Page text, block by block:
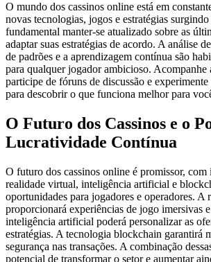
O mundo dos cassinos online está em
novas tecnologias, jogos e estratégias
fundamental manter-se atualizado sobre as
adaptar suas estratégias de acordo. A análise
de padrões e a aprendizagem contínua são
para qualquer jogador ambicioso. Acompanhe
participe de fóruns de discussão e
para descobrir o que funciona melhor para
O Futuro dos Cassinos e o
Lucratividade Contínua
O futuro dos cassinos online é promissor, com
realidade virtual, inteligência artificial e
oportunidades para jogadores e operadores. A
proporcionará experiências de jogo imersivas
inteligência artificial poderá personalizar as
estratégias. A tecnologia blockchain garantirá
segurança nas transações. A combinação
potencial de transformar o setor e aumentar